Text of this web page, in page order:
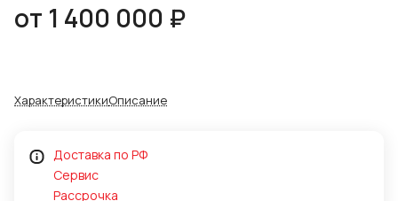
от 1 400 000 ₽
ХарактеристикиОписание
Доставка по РФ
Сервис
Рассрочка